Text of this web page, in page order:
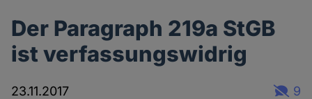
Der Paragraph 219a StGB
ist verfassungswidrig
23.11.2017 9